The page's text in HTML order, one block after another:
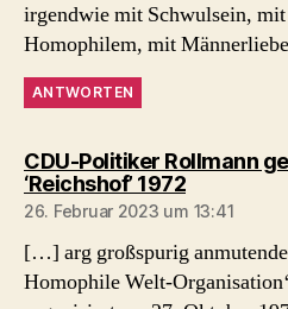
irgendwie mit Schwulsein,
Homophilem, mit
ANTWORTEN
CDU-Politiker Rollmann
‘Reichshof’ 1972sagt:
26. Februar 2023 um 13:41
[…] arg großspurig
Homophile Welt-